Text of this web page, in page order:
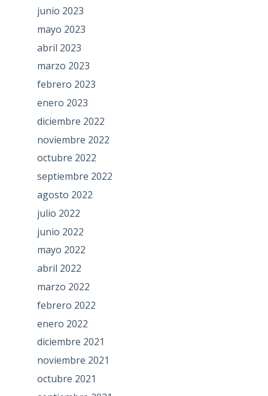
junio 2023
mayo 2023
abril 2023
marzo 2023
febrero 2023
enero 2023
diciembre 2022
noviembre 2022
octubre 2022
septiembre 2022
agosto 2022
julio 2022
junio 2022
mayo 2022
abril 2022
marzo 2022
febrero 2022
enero 2022
diciembre 2021
noviembre 2021
octubre 2021